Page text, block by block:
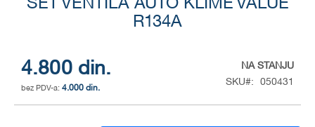
SET VENTILA AUTO KLIME VALUE
R134A
4.800 din.
4.000 din.
NA STANJU
SKU
050431
the
images
gallery